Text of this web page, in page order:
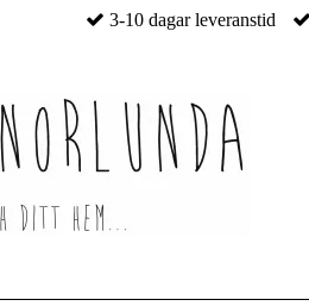
3-10 dagar leveranstid